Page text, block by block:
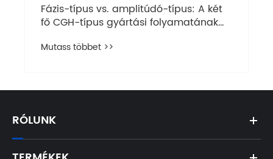
Fázis-típus vs. amplitúdó-típus: A két
fő CGH-típus gyártási folyamatának
Mutass többet >>
RÓLUNK